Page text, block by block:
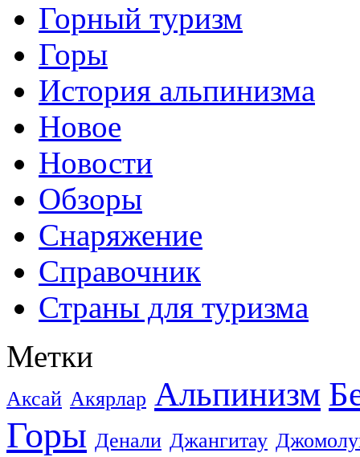
Горный туризм
Горы
История альпинизма
Новое
Новости
Обзоры
Снаряжение
Справочник
Страны для туризма
Метки
Аксай Акярлар Альпинизм
Горы Денали Джангитау